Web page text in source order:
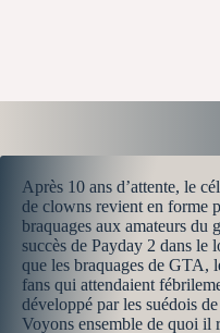
Après 10 ans d’attente, le
de clowns revient en forme
braquages aux amateurs du
succès de Payday 2 dans le
que les braquages de GTA,
fans qui attendaient
développé par les suédois de
Voyons ensemble de quoi il